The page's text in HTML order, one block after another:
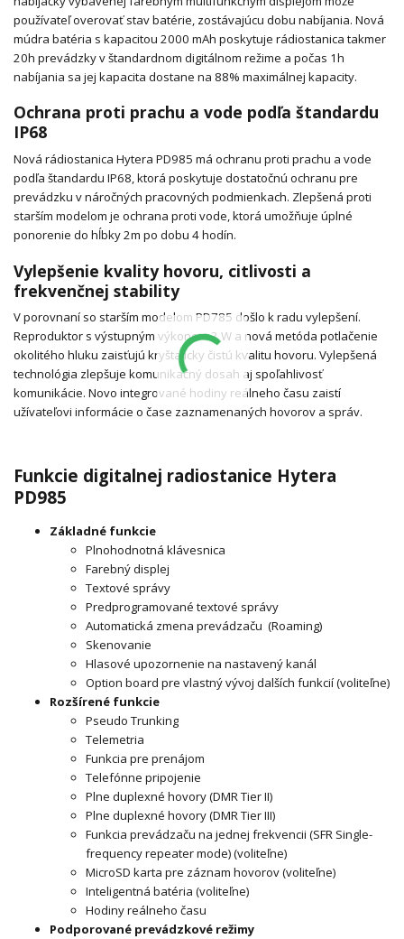
používateľ overovať stav batérie, zostávajúcu dobu nabíjania. Nová
múdra batéria s kapacitou 2000 mAh poskytuje rádiostanica takmer
20h prevádzky v štandardnom digitálnom režime a počas 1h
nabíjania sa jej kapacita dostane na 88% maximálnej kapacity.
Ochrana proti prachu a vode podľa štandardu
IP68
Nová rádiostanica Hytera PD985 má ochranu proti prachu a vode
podľa štandardu IP68, ktorá poskytuje dostatočnú ochranu pre
prevádzku v náročných pracovných podmienkach. Zlepšená proti
starším modelom je ochrana proti vode, ktorá umožňuje úplné
ponorenie do hĺbky 2m po dobu 4 hodín.
Vylepšenie kvality hovoru, citlivosti a
frekvenčnej stability
V porovnaní so starším modelom PD785 došlo k radu vylepšení.
Reproduktor s výstupným výkonom 3 W a nová metóda potlačenie
okolitého hluku zaisťujú kryštalicky čistú kvalitu hovoru. Vylepšená
technológia zlepšuje komunikačný dosah aj spoľahlivosť
komunikácie. Novo integrované hodiny reálneho času zaistí
užívateľovi informácie o čase zaznamenaných hovorov a správ.
Funkcie digitalnej radiostanice Hytera
PD985
Základné funkcie
Plnohodnotná klávesnica
Farebný displej
Textové správy
Predprogramované textové správy
Automatická zmena prevádzaču (Roaming)
Skenovanie
Hlasové upozornenie na nastavený kanál
Option board pre vlastný vývoj dalších funkcií (voliteľne)
Rozšírené funkcie
Pseudo Trunking
Telemetria
Funkcia pre prenájom
Telefónne pripojenie
Plne duplexné hovory (DMR Tier II)
Plne duplexné hovory (DMR Tier III)
Funkcia prevádzaču na jednej frekvencii (SFR Single-
frequency repeater mode) (voliteľne)
MicroSD karta pre záznam hovorov (voliteľne)
Inteligentná batéria (voliteľne)
Hodiny reálneho času
Podporované prevádzkové režimy